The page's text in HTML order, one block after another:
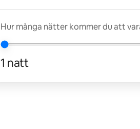
Hur många nätter kommer du att
1 natt